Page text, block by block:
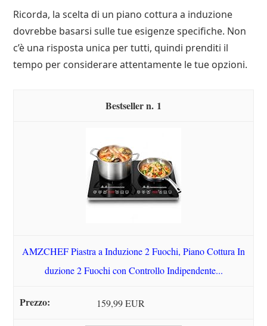
Ricorda, la scelta di un piano cottura a induzione
dovrebbe basarsi sulle tue esigenze specifiche. Non
c’è una risposta unica per tutti, quindi prenditi il
tempo per considerare attentamente le tue opzioni.
1
AMZCHEF Piastra a Induzione 2 Fuochi, Piano Cottura In
duzione 2 Fuochi con Controllo Indipendente...
159,99 EUR